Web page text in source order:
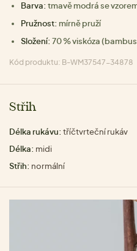
Barva: tmavě modrá se
Pružnost: mírně pruží
Složení: 70 % viskóza
Kód produktu: B-WM37547-34878
Střih
Délka rukávu: tříčtvrteční rukáv
Délka: midi
Střih: normální